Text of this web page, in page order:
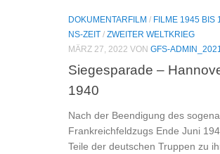
DOKUMENTARFILM / FILME 1945 BIS
NS-ZEIT / ZWEITER WELTKRIEG
MÄRZ 27, 2022 VON GFS-
Siegesparade –
1940
Nach der Beendigung des
Frankreichfeldzugs Ende Juni
Teile der deutschen Truppen zu